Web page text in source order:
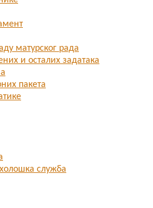
матурског рада
и осталих задатака
пакета
служба